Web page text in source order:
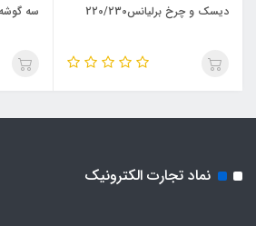
دیسک و چرخ برلیانس220/230 سه گوشه
نماد تجارت الکترونیک